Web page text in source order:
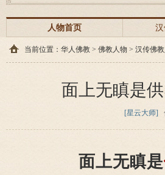
人物首页
当前位置： 华人佛教 > 佛教人物 > 汉传佛
面上无瞋是
[星云大师]
面上无瞋是